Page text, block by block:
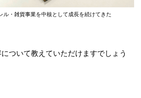
・雑貨事業を中核として成長を続けてきた
ついて教えていただけますでしょう